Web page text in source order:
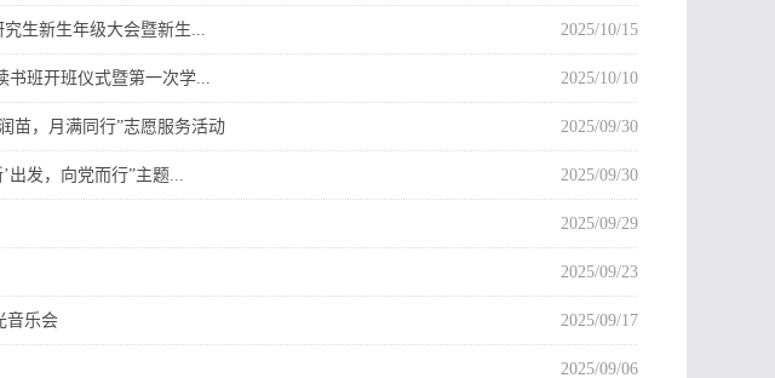
生新生年级大会暨新生... 2025/10/15
班开班仪式暨第一次学... 2025/10/10
苗，月满同行”志愿服务活动 2025/09/30
出发，向党而行”主题... 2025/09/30
2025/09/29
2025/09/23
音乐会 2025/09/17
2025/09/06